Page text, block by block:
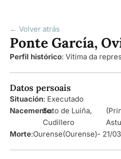
← Volver atrás
Ponte García,
Perfil histórico: Vítima da
Datos persoais
Situación: Executado
Nacemento:
Soto de Luiña,
Cudillero
Morte:Ourense(Ourense)- 21/